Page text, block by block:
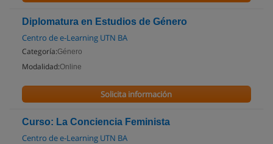
Diplomatura en Estudios de Género
Centro de e-Learning UTN BA
Categoría:Género
Modalidad:Online
Solicita información
Curso: La Conciencia Feminista
Centro de e-Learning UTN BA